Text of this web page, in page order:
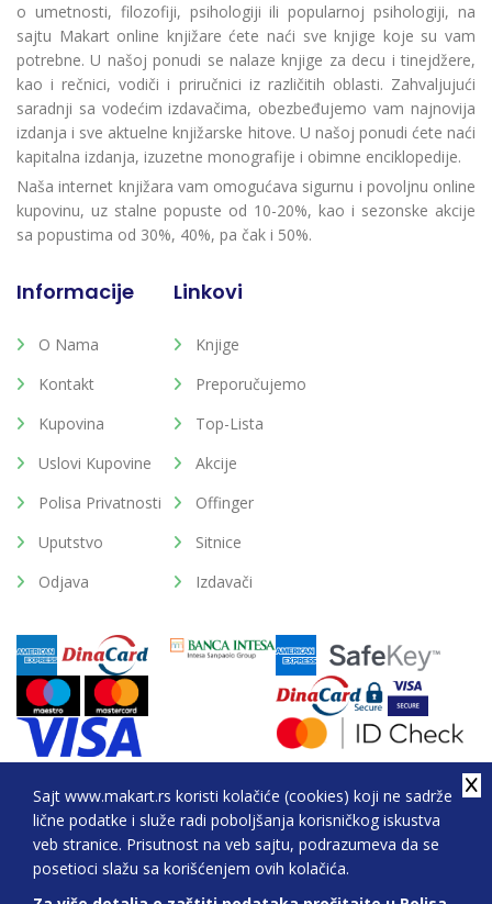
Sajt www.makart.rs koristi kolačiće (cookies) koji ne sadrže
lične podatke i služe radi poboljšanja korisničkog iskustva
veb stranice. Prisutnost na veb sajtu, podrazumeva da se
posetioci slažu sa korišćenjem ovih kolačića.
o umetnosti, filozofiji, psihologiji ili popularnoj psihologiji, na
sajtu Makart online knjižare ćete naći sve knjige koje su vam
potrebne. U našoj ponudi se nalaze knjige za decu i tinejdžere,
kao i rečnici, vodiči i priručnici iz različitih oblasti. Zahvaljujući
saradnji sa vodećim izdavačima, obezbeđujemo vam najnovija
izdanja i sve aktuelne knjižarske hitove. U našoj ponudi ćete naći
kapitalna izdanja, izuzetne monografije i obimne enciklopedije.
Naša internet knjižara vam omogućava sigurnu i povoljnu online
kupovinu, uz stalne popuste od 10-20%, kao i sezonske akcije
sa popustima od 30%, 40%, pa čak i 50%.
Informacije
O Nama
Kontakt
Kupovina
Uslovi Kupovine
Polisa Privatnosti
Uputstvo
Odjava
Linkovi
Knjige
Preporučujemo
Top-Lista
Akcije
Offinger
Sitnice
Izdavači
2026. All Rights Reserved © Makart.rs - MAKART DOO
BEOGRAD (NOVI BEOGRAD), PIB: 105184104, MB:
20337524